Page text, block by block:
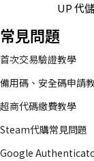
UP 代
常見問題
首次交易驗證教學
備用碼、安全碼申請
超商代碼繳費教學
Steam代購常見問題
Google